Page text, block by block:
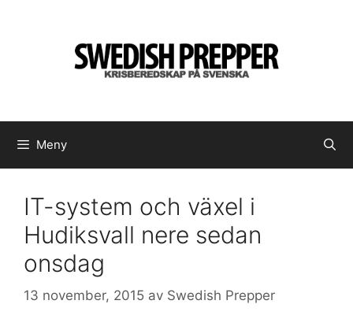
Meny
IT-system och växel i
Hudiksvall nere sedan
onsdag
13 november, 2015 av Swedish Prepper